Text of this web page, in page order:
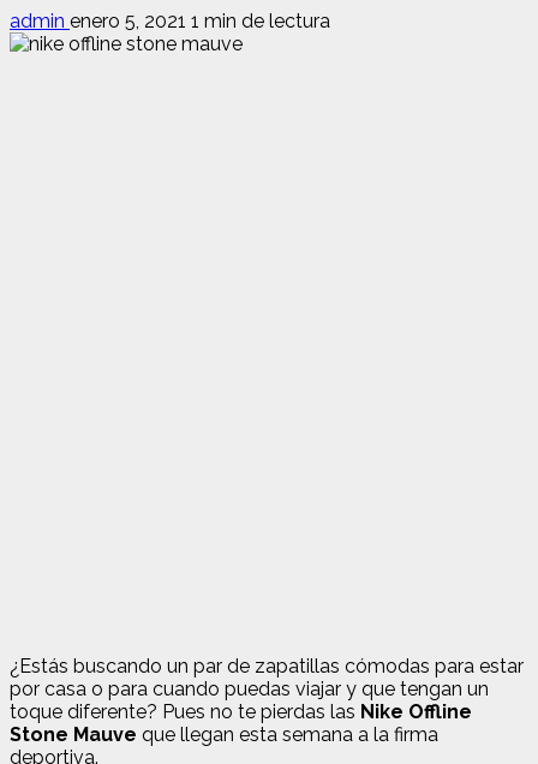
admin enero 5, 2021 1 min de lectura
¿Estás buscando un par de zapatillas cómodas para estar
por casa o para cuando puedas viajar y que tengan un
toque diferente? Pues no te pierdas las Nike Offline
Stone Mauve que llegan esta semana a la firma
deportiva.